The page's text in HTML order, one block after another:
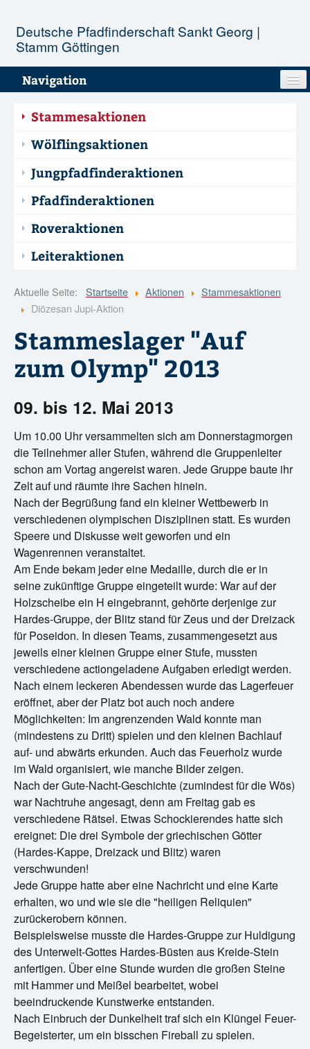
Deutsche Pfadfinderschaft Sankt Georg |
Stamm Göttingen
Navigation
Unser Stamm
Stufen
Aktionen
Infopool
Stammesaktionen
Wölflingsaktionen
Jungpfadfinderaktionen
Pfadfinderaktionen
Roveraktionen
Leiteraktionen
Aktuelle Seite: Startseite Aktionen
Stammesaktionen
Diözesan Jupi-Aktion
Stammeslager "Auf
zum Olymp" 2013
09. bis 12. Mai 2013
Um 10.00 Uhr versammelten sich am Donnerstagmorgen
die Teilnehmer aller Stufen, während die Gruppenleiter
schon am Vortag angereist waren. Jede Gruppe baute ihr
Zelt auf und räumte ihre Sachen hinein.
Nach der Begrüßung fand ein kleiner Wettbewerb in
verschiedenen olympischen Disziplinen statt. Es wurden
Speere und Diskusse weit geworfen und ein
Wagenrennen veranstaltet.
Am Ende bekam jeder eine Medaille, durch die er in
seine zukünftige Gruppe eingeteilt wurde: War auf der
Holzscheibe ein H eingebrannt, gehörte derjenige zur
Hardes-Gruppe, der Blitz stand für Zeus und der Dreizack
für Poseidon. In diesen Teams, zusammengesetzt aus
jeweils einer kleinen Gruppe einer Stufe, mussten
verschiedene actiongeladene Aufgaben erledigt werden.
Nach einem leckeren Abendessen wurde das Lagerfeuer
eröffnet, aber der Platz bot auch noch andere
Möglichkeiten: Im angrenzenden Wald konnte man
(mindestens zu Dritt) spielen und den kleinen Bachlauf
auf- und abwärts erkunden. Auch das Feuerholz wurde
im Wald organisiert, wie manche Bilder zeigen.
Nach der Gute-Nacht-Geschichte (zumindest für die Wös)
war Nachtruhe angesagt, denn am Freitag gab es
verschiedene Rätsel. Etwas Schockierendes hatte sich
ereignet: Die drei Symbole der griechischen Götter
(Hardes-Kappe, Dreizack und Blitz) waren
verschwunden!
Jede Gruppe hatte aber eine Nachricht und eine Karte
erhalten, wo und wie sie die "heiligen Reliquien"
zurückerobern können.
Beispielsweise musste die Hardes-Gruppe zur Huldigung
des Unterwelt-Gottes Hardes-Büsten aus Kreide-Stein
anfertigen. Über eine Stunde wurden die großen Steine
mit Hammer und Meißel bearbeitet, wobei
beeindruckende Kunstwerke entstanden.
Nach Einbruch der Dunkelheit traf sich ein Klüngel Feuer-
Begeisterter, um ein bisschen Fireball zu spielen.